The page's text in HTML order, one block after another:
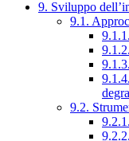
9. Sviluppo
9.1.
9.2.